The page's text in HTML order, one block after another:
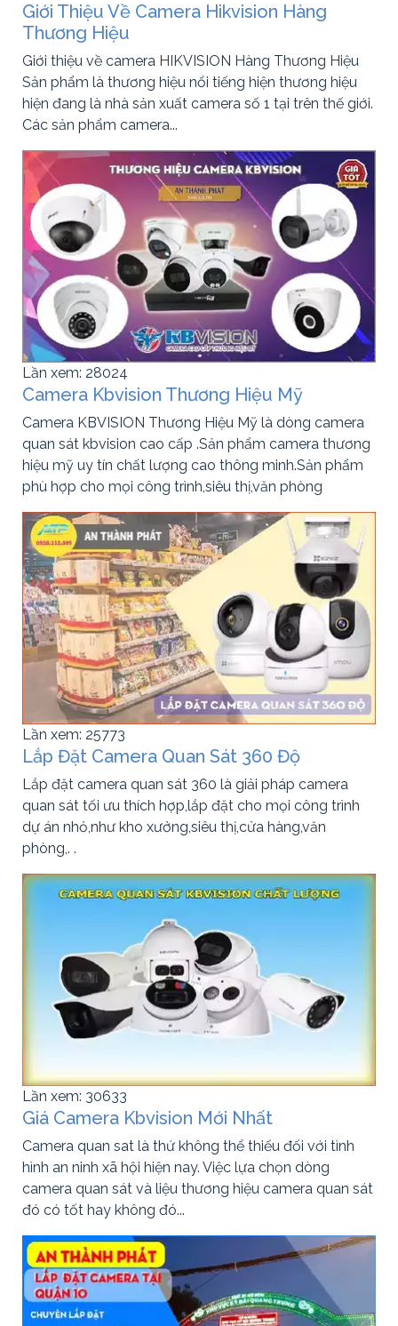
Giới Thiệu Về Camera Hikvision Hàng
Thương Hiệu
Giới thiệu về camera HIKVISION Hàng Thương Hiệu
Sản phẩm là thương hiệu nổi tiếng hiện thương hiệu
hiện đang là nhà sản xuất camera số 1 tại trên thế giới.
Các sản phẩm camera...
Lần xem: 28024
Camera Kbvision Thương Hiệu Mỹ
Camera KBVISION Thương Hiệu Mỹ là dòng camera
quan sát kbvision cao cấp .Sản phẩm camera thương
hiệu mỹ uy tín chất lượng cao thông minh.Sản phẩm
phù hợp cho mọi công trình,siêu thị,văn phòng
Lần xem: 25773
Lắp Đặt Camera Quan Sát 360 Độ
Lắp đặt camera quan sát 360 là giải pháp camera
quan sát tối ưu thích hợp,lắp đặt cho mọi công trình
dự án nhỏ,như kho xưởng,siêu thị,cửa hàng,văn
phòng,. .
Lần xem: 30633
Giá Camera Kbvision Mới Nhất
Camera quan sat là thứ không thể thiếu đối với tình
hình an ninh xã hội hiện nay. Việc lựa chọn dòng
camera quan sát và liệu thương hiệu camera quan sát
đó có tốt hay không đó...